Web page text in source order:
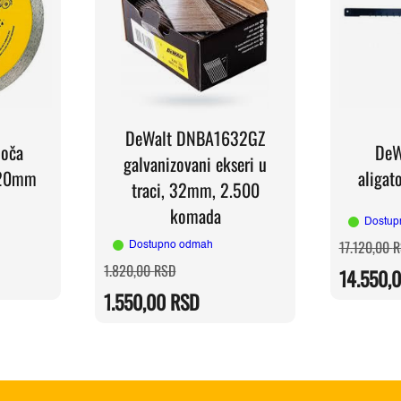
DeWalt DNBA1632GZ
galvanizovani ekseri u
traci, 32mm, 2.500
komada
Dostupno odmah
1.820,00RSDOriginalna
cena
bila:
1.820,00 RSD.
1.550,00RSD
Trenutna
cena
1.550,00 RSD.
17.120,00